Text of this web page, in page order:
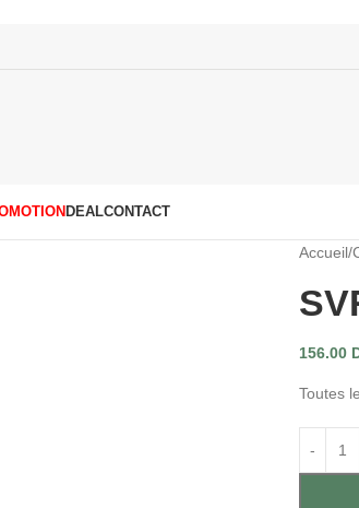
DEALCONTACT
Accueil/
156.00
Toutes